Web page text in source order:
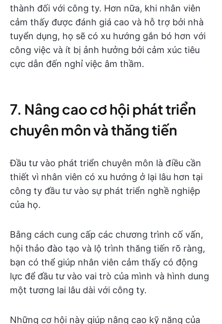
thành đối với công ty. Hơn nữa, khi nhân viên
cảm thấy được đánh giá cao và hỗ trợ bởi nhà
tuyển dụng, họ sẽ có xu hướng gắn bó hơn với
công việc và ít bị ảnh hưởng bởi cảm xúc tiêu
cực dẫn đến nghỉ việc âm thầm.
7. Nâng cao cơ hội phát triển
chuyên môn và thăng tiến
Đầu tư vào phát triển chuyên môn là điều cần
thiết vì nhân viên có xu hướng ở lại lâu hơn tại
công ty đầu tư vào sự phát triển nghề nghiệp
của họ.
Bằng cách cung cấp các chương trình cố vấn,
hội thảo đào tạo và lộ trình thăng tiến rõ ràng,
bạn có thể giúp nhân viên cảm thấy có động
lực để đầu tư vào vai trò của mình và hình dung
một tương lai lâu dài với công ty.
Những cơ hội này giúp nâng cao kỹ năng của